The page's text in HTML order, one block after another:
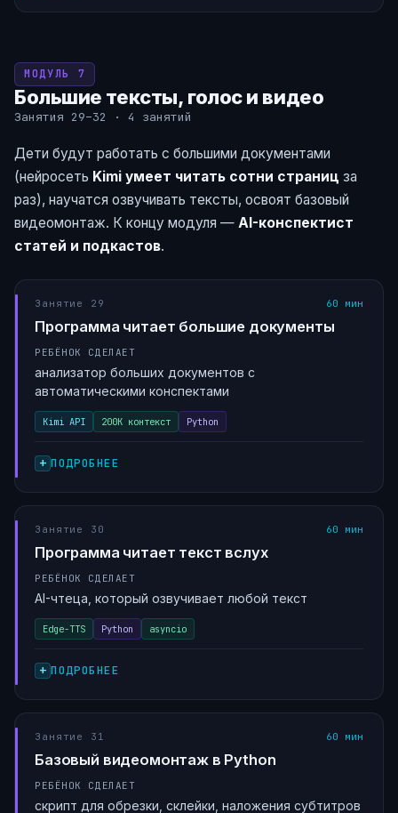
МОДУЛЬ 7
Большие тексты, голос и видео
Занятия 29–32 · 4 занятий
Дети будут работать с большими документами
(нейросеть Kimi умеет читать сотни страниц за
раз), научатся озвучивать тексты, освоят базовый
видеомонтаж. К концу модуля — AI-конспектист
статей и подкастов.
Занятие 29 60 мин
Программа читает большие документы
РЕБЁНОК СДЕЛАЕТ
анализатор больших документов с
автоматическими конспектами
Kimi API 200K контекст Python
ПОДРОБНЕЕ
Занятие 30 60 мин
Программа читает текст вслух
РЕБЁНОК СДЕЛАЕТ
AI-чтеца, который озвучивает любой текст
Edge-TTS Python asyncio
ПОДРОБНЕЕ
Занятие 31 60 мин
Базовый видеомонтаж в Python
РЕБЁНОК СДЕЛАЕТ
скрипт для обрезки, склейки, наложения субтитров